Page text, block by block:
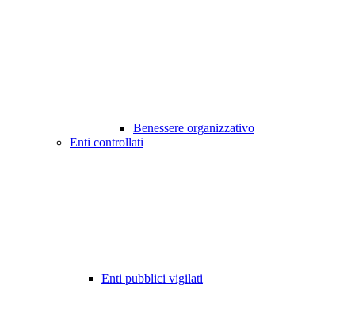
Benessere organizzativo
Enti controllati
Enti pubblici vigilati